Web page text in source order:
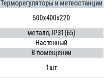
Терморегуляторы и метеостанции
500х400х220
металл, IP31(65)
Настенный
В помещении
1шт